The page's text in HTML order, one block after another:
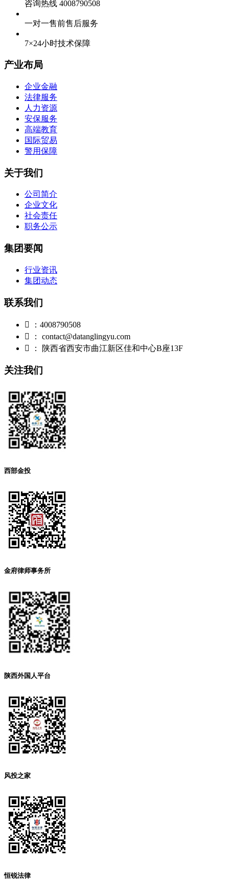
咨询热线 4008790508
一对一售前售后服务
7×24小时技术保障
产业布局
企业金融
法律服务
人力资源
安保服务
高端教育
国际贸易
警用保障
关于我们
公司简介
企业文化
社会责任
职务公示
集团要闻
行业资讯
集团动态
联系我们

：4008790508

： contact@datanglingyu.com

： 陕西省西安市曲江新区佳和中心B座13F
关注我们
西部金投
金府律师事务所
陕西外国人平台
风投之家
恒锐法律